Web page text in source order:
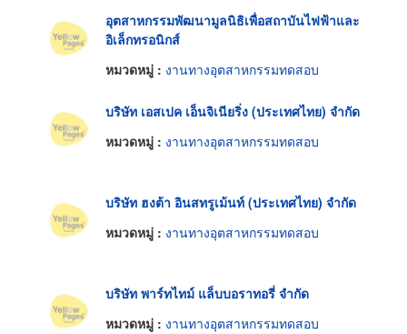
อุตสาหกรรมพัฒนามูลนิธิเพื่อสถาบันไฟฟ้าและ
อิเล็กทรอนิกส์
หมวดหมู่ : งานทางอุตสาหกรรมทดสอบ
บริษัท เอสเปค เอ็นจิเนียริ่ง (ประเทศไทย) จำกัด
หมวดหมู่ : งานทางอุตสาหกรรมทดสอบ
บริษัท ฮงต้า อินสทรูเม้นท์ (ประเทศไทย) จำกัด
หมวดหมู่ : งานทางอุตสาหกรรมทดสอบ
บริษัท พาร์ทไทม์ แล็บบอราทอรี่ จำกัด
หมวดหมู่ : งานทางอุตสาหกรรมทดสอบ